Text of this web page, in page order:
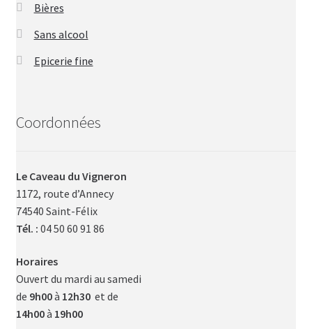
Bières
Sans alcool
Epicerie fine
Coordonnées
Le Caveau du Vigneron
1172, route d’Annecy
74540 Saint-Félix
Tél. : 04 50 60 91 86
Horaires
Ouvert du mardi au samedi
de 9h00à 12h30 et de
14h00à 19h00